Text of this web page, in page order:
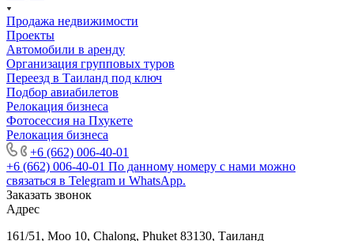
Продажа недвижимости
Проекты
Автомобили в аренду
Организация групповых туров
Переезд в Таиланд под ключ
Подбор авиабилетов
Релокация бизнеса
Фотоcессия на Пхукете
Релокация бизнеса
+6 (662) 006-40-01
+6 (662) 006-40-01 По данному номеру с нами можно
связаться в Telegram и WhatsApp.
Заказать звонок
Адрес
161/51, Moo 10, Chalong, Phuket 83130, Таиланд